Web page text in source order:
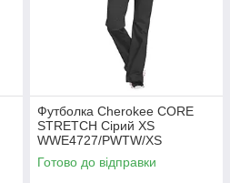
Футболка Cherokee CORE
STRETCH Сірий XS
WWE4727/PWTW/XS
Готово до відправки